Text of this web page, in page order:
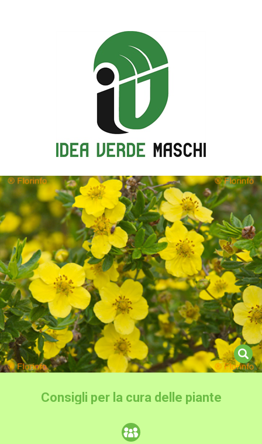
Consigli per la cura delle piante